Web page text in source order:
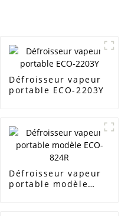
Défroisseur vapeur
portable ECO-2203Y
Défroisseur vapeur
portable modèle